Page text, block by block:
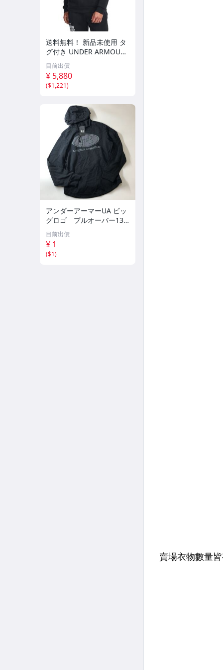
送料無料！ 新品未使用 タ
グ付き UNDER ARMOUR
アンダーアーマー UA プロ
ジェクトロック フーディ
ー ブラック Lサイズ 1380
107 パーカー
目前出價
¥ 5,880
($1,221)
アンダーアーマーUA ビッ
グロゴ プルオーバー136
9470001サイズ L
目前出價
¥ 1
($1)